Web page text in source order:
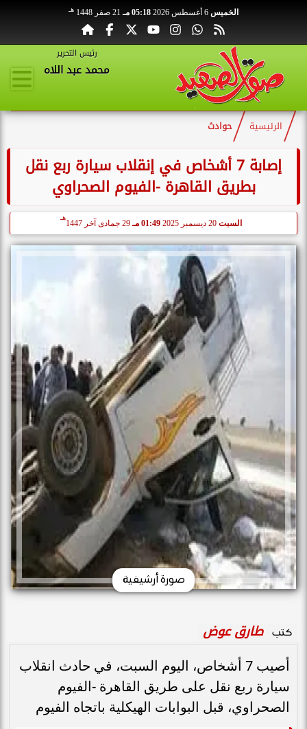
الخميس 05:18 مـ 21 صفر 1448 هـ
رئيس التحرير
محمد عبد اللاه
الرئيسية حوادث
إصابة 7 أشخاص في إنقلاب سيارة ربع نقل
بطريق القاهرة -الفيوم الصحراوي
السبت 20 ديسمبر 2025 01:49 مـ 29 جمادى آخر 1447
هـ
صورة أرشيفية
كتب طارق عوض
أصيب 7 أشخاص، اليوم السبت، في حادث انقلاب
سيارة ربع نقل على طريق القاهرة -الفيوم
الصحراوي، قبل البوابات الهيكلية باتجاه الفيوم